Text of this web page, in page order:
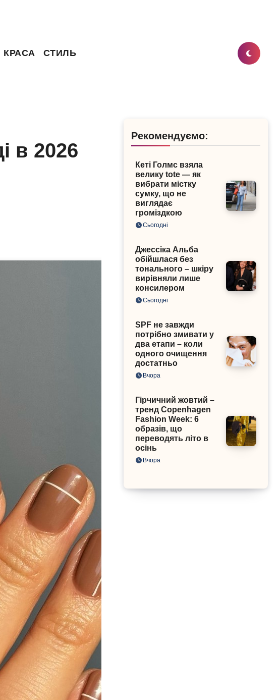
КРАСА СТИЛЬ
в 2026
Рекомендуємо:
Кеті Голмс взяла
велику tote — як
вибрати містку
сумку, що не
виглядає
громіздкою
Сьогодні
Джессіка Альба
обійшлася без
тонального – шкіру
вирівняли лише
консилером
Сьогодні
SPF не завжди
потрібно змивати у
два етапи – коли
одного очищення
достатньо
Вчора
Гірчичний жовтий –
тренд Copenhagen
Fashion Week: 6
образів, що
переводять літо в
осінь
Вчора